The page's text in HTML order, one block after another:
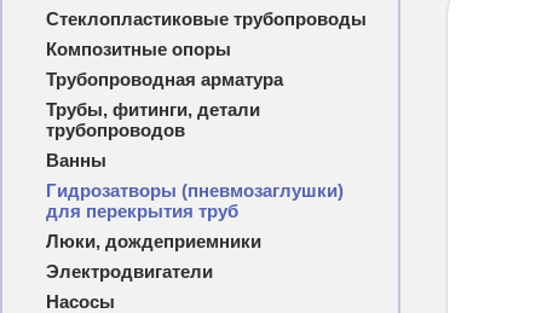
Стеклопластиковые трубопроводы
Композитные опоры
Трубопроводная арматура
Трубы, фитинги, детали
трубопроводов
Ванны
Гидрозатворы (пневмозаглушки)
для перекрытия труб
Люки, дождеприемники
Электродвигатели
Насосы